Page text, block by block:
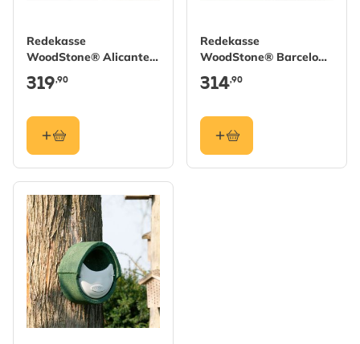
Redekasse
WoodStone® Alicante
halvåben - Brun
319,90
Redekasse
WoodStone® Barcelona
halvåben - Brun
314,90